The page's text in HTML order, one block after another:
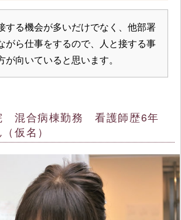
する機会が多いだけでなく、他部署
がら仕事をするので、人と接する事
が向いていると思います。
混合病棟勤務 看護師歴6年
仮名）